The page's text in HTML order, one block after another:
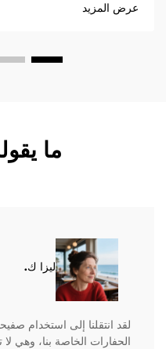
عرض المزيد
ما
ليزا ك.
الحفارات الخاصة بنا، وهي